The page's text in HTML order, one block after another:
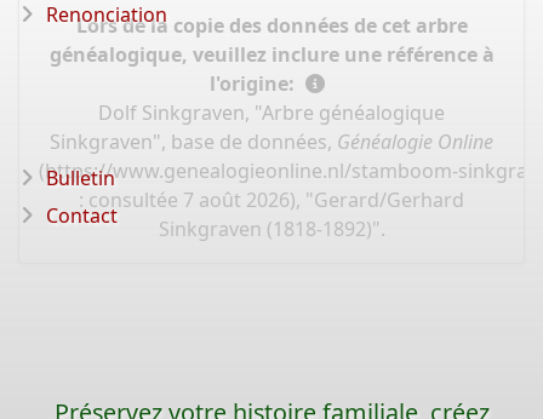
Lors de la copie des données de cet arbre
généalogique, veuillez inclure une référence à
l'origine:
Dolf Sinkgraven, "Arbre généalogique
Sinkgraven", base de données, Généalogie Online
(https://www.genealogieonline.nl/stamboom-
: consultée 7 août 2026), "Gerard/Gerhard
Sinkgraven (1818-1892)".
Renonciation
Bulletin
Contact
Préservez votre histoire familiale, créez